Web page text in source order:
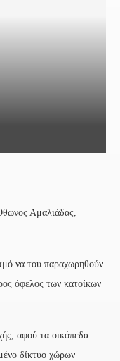
Αμαλιάδας,
να του παραχωρηθούν
όφελος των κατοίκων
αφού τα οικόπεδα
δίκτυο χώρων